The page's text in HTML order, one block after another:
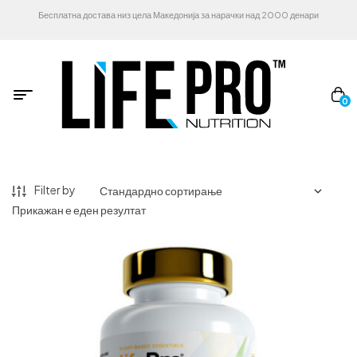
Бесплатна достава низ цела Македонија за нарачки над 2000 денари
0
Filter by
Прикажан е еден резултат